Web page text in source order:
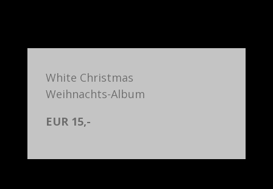
White Christmas
Weihnachts-Album
EUR 15,-